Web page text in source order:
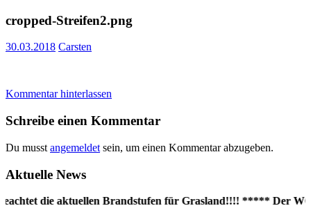
cropped-Streifen2.png
30.03.2018 Carsten
Kommentar hinterlassen
Schreibe einen Kommentar
Du musst angemeldet sein, um einen Kommentar abzugeben.
Aktuelle News
die aktuellen Brandstufen für Grasland!!!! ***** Der